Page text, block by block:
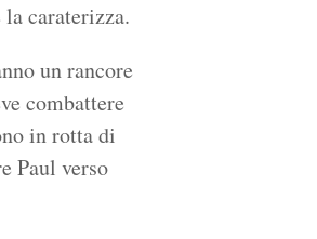
caraterizza.
un rancore
combattere
in rotta di
Paul verso